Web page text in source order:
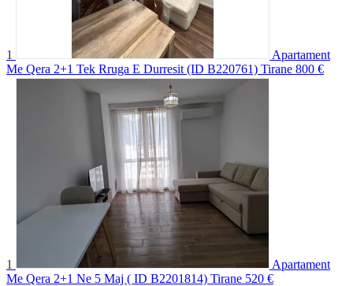
1
Apartament
Me Qera 2+1 Tek Rruga E Durresit (ID B220761) Tirane 800 €
1
Apartament
Me Qera 2+1 Ne 5 Maj ( ID B2201814) Tirane 520 €